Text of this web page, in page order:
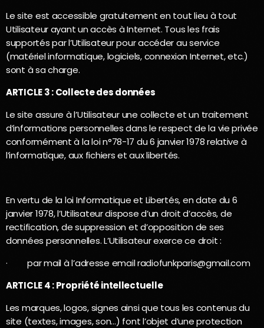
Le site est accessible gratuitement en tout lieu à tout
Utilisateur ayant un accès à Internet. Tous les frais
supportés par l’Utilisateur pour accéder au service
(matériel informatique, logiciels, connexion Internet, etc.)
sont à sa charge.
ARTICLE 3 : Collecte des données
Le site assure à l’Utilisateur une collecte et un traitement
d’informations personnelles dans le respect de la vie privée
conformément à la loi n°78-17 du 6 janvier 1978 relative à
l’informatique, aux fichiers et aux libertés.
En vertu de la loi Informatique et Libertés, en date du 6
janvier 1978, l’Utilisateur dispose d’un droit d’accès, de
rectification, de suppression et d’opposition de ses
données personnelles. L’Utilisateur exerce ce droit :
·
par mail à l’adresse email radiofunkparis@gmail.com
ARTICLE 4 : Propriété intellectuelle
Les marques, logos, signes ainsi que tous les contenus du
site (textes, images, son…) font l’objet d’une protection